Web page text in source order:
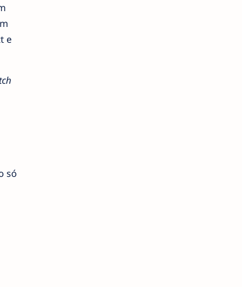
e
só